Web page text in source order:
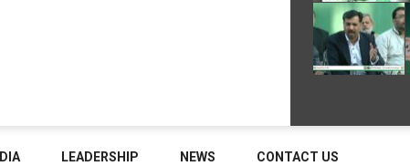
LEADERSHIP NEWS CONTACT US